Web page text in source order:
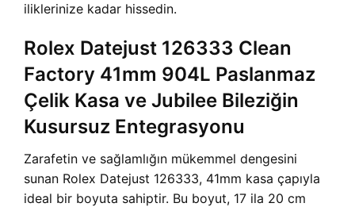
iliklerinize kadar hissedin.
Rolex Datejust 126333 Clean
Factory 41mm 904L Paslanmaz
Çelik Kasa ve Jubilee Bileziğin
Kusursuz Entegrasyonu
Zarafetin ve sağlamlığın mükemmel dengesini
sunan Rolex Datejust 126333, 41mm kasa çapıyla
ideal bir boyuta sahiptir. Bu boyut, 17 ila 20 cm